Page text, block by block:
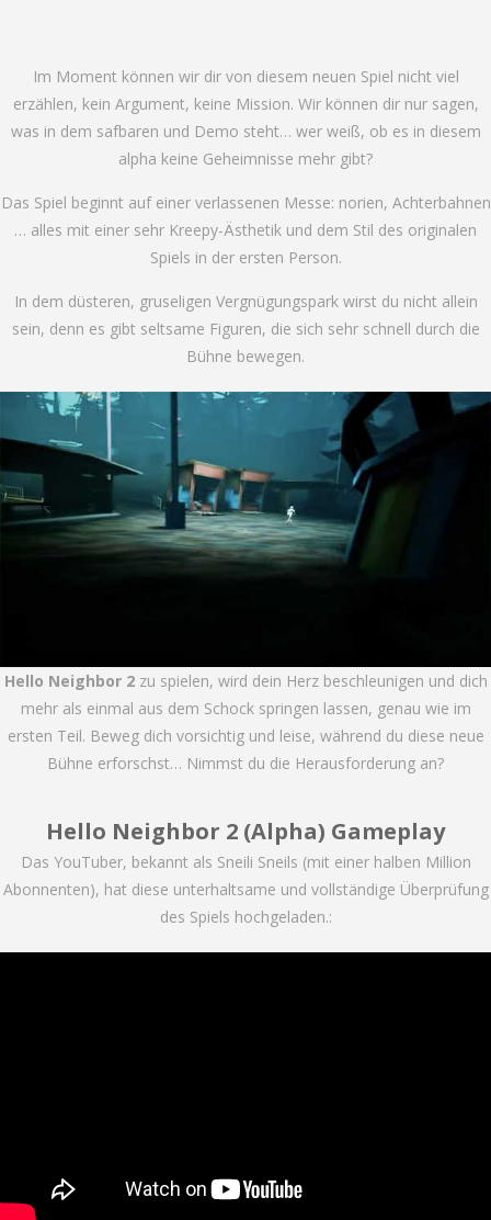
Im Moment können wir dir von diesem neuen Spiel nicht viel
erzählen, kein Argument, keine Mission. Wir können dir nur sagen,
was in dem safbaren und Demo steht… wer weiß, ob es in diesem
alpha keine Geheimnisse mehr gibt?
Das Spiel beginnt auf einer verlassenen Messe: norien, Achterbahnen
… alles mit einer sehr Kreepy-Ästhetik und dem Stil des originalen
Spiels in der ersten Person.
In dem düsteren, gruseligen Vergnügungspark wirst du nicht allein
sein, denn es gibt seltsame Figuren, die sich sehr schnell durch die
Bühne bewegen.
Hello Neighbor 2zu spielen, wird dein Herz beschleunigen und dich
mehr als einmal aus dem Schock springen lassen, genau wie im
ersten Teil. Beweg dich vorsichtig und leise, während du diese neue
Bühne erforschst… Nimmst du die Herausforderung an?
Hello Neighbor 2 (Alpha) Gameplay
Das YouTuber, bekannt als Sneili Sneils (mit einer halben Million
Abonnenten), hat diese unterhaltsame und vollständige Überprüfung
des Spiels hochgeladen.: